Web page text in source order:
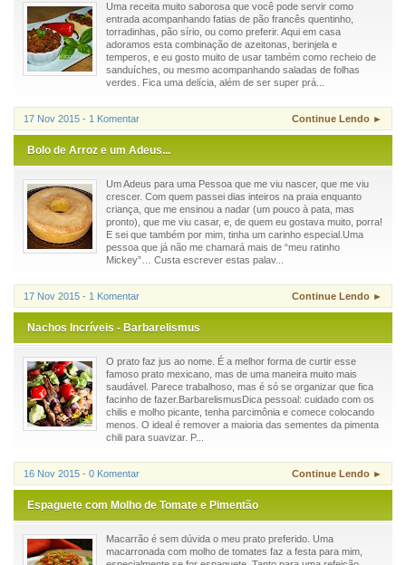
Uma receita muito saborosa que você pode servir como
entrada acompanhando fatias de pão francês quentinho,
torradinhas, pão sírio, ou como preferir. Aqui em casa
adoramos esta combinação de azeitonas, berinjela e
temperos, e eu gosto muito de usar também como recheio de
sanduíches, ou mesmo acompanhando saladas de folhas
verdes. Fica uma delícia, além de ser super prá...
17 Nov 2015 - 1 Komentar Continue Lendo ►
Bolo de Arroz e um Adeus...
Um Adeus para uma Pessoa que me viu nascer, que me viu
crescer. Com quem passei dias inteiros na praia enquanto
criança, que me ensinou a nadar (um pouco à pata, mas
pronto), que me viu casar, e, de quem eu gostava muito, porra!
E sei que também por mim, tinha um carinho especial.Uma
pessoa que já não me chamará mais de “meu ratinho
Mickey”… Custa escrever estas palav...
17 Nov 2015 - 1 Komentar Continue Lendo ►
Nachos Incríveis - Barbarelismus
O prato faz jus ao nome. É a melhor forma de curtir esse
famoso prato mexicano, mas de uma maneira muito mais
saudável. Parece trabalhoso, mas é só se organizar que fica
facinho de fazer.BarbarelismusDica pessoal: cuidado com os
chilis e molho picante, tenha parcimônia e comece colocando
menos. O ideal é remover a maioria das sementes da pimenta
chili para suavizar. P...
16 Nov 2015 - 0 Komentar Continue Lendo ►
Espaguete com Molho de Tomate e Pimentão
Macarrão é sem dúvida o meu prato preferido. Uma
macarronada com molho de tomates faz a festa para mim,